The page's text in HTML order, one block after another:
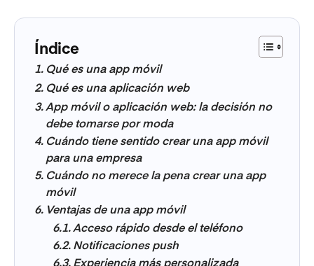
Índice
Qué es una app móvil
Qué es una aplicación web
App móvil o aplicación web: la decisión no
debe tomarse por moda
Cuándo tiene sentido crear una app móvil
para una empresa
Cuándo no merece la pena crear una app
móvil
Ventajas de una app móvil
Acceso rápido desde el teléfono
Notificaciones push
Experiencia más personalizada